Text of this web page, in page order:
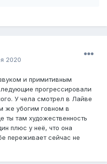
2020
и примитивным
прогрессировали
У чела смотрел в Лайве
же убогим говном в
ты там художественность
плюс у неё, что она
переживает сейчас не